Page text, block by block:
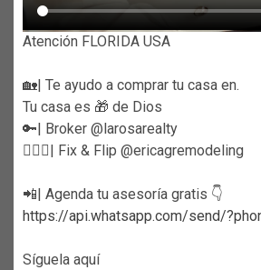
Atención FLORIDA USA
🏡| Te ayudo a comprar tu casa en.
Tu casa es 🎁 de Dios
🔑| Broker @larosarealty
👷🏼‍♀️| Fix & Flip @ericagremodeling
📲| Agenda tu asesoría gratis 👇
https://api.whatsapp.com/send/
Síguela aquí